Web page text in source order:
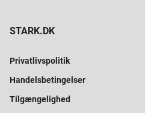
STARK.DK
Privatlivspolitik
Handelsbetingelser
Tilgængelighed